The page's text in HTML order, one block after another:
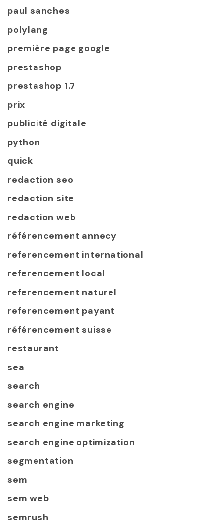
paul sanches
polylang
première page google
prestashop
prestashop 1.7
prix
publicité digitale
python
quick
redaction seo
redaction site
redaction web
référencement annecy
referencement international
referencement local
referencement naturel
referencement payant
référencement suisse
restaurant
sea
search
search engine
search engine marketing
search engine optimization
segmentation
sem
sem web
semrush